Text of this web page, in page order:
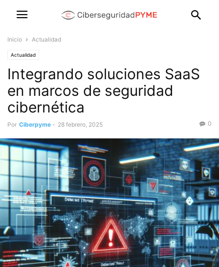
Inicio Actualidad
Actualidad
Integrando soluciones SaaS
en marcos de seguridad
cibernética
Por Ciberpyme - 28 febrero, 2025 0